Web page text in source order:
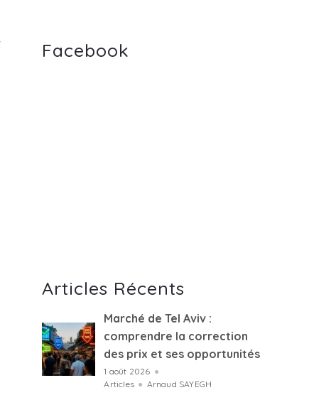
Facebook
Articles Récents
Marché de Tel Aviv :
comprendre la correction
des prix et ses opportunités
1 août 2026 ●
Articles ● Arnaud SAYEGH